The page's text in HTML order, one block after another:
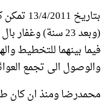
بتاريخ
فيما بينهما للتخطيط
والوصول الى تجمع